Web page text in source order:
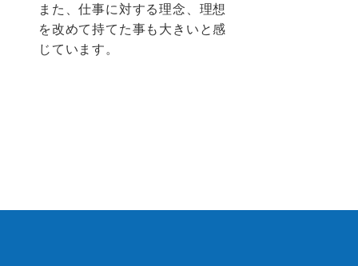
また、仕事に対する理念、理想
を改めて持てた事も大きいと感
じています。